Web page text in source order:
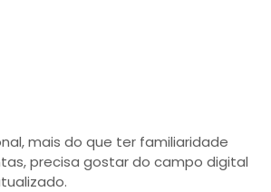
mais do que ter familiaridade
precisa gostar do campo digital